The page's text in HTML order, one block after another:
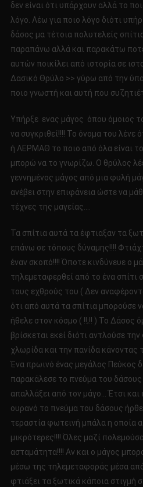
δεν είναι ότι υπάρχουν αλλά το
λόγο. Λέω για ποιο λόγο διότι
δάσος μα τέτοια πολυτελείς
παραπάνω αλλά και παρακάτω
αυτών ποικίλει από ιστορία σε
Δασικό Θρύλο >> γύρω από την
ποιο γνωστή και αυτή που
Υπήρξε ενας μάγος όπου όμοιος
να συγκριθεί!!!! Το όνομα του λένε
ή ΛΕΡΜΑΘ το ποιο από όλα είναι
μπορώ να το γνωρίζω. Ο θρύλος
γεννημένος μάγος από μια φυλή
ανέβει στην επιφάνεια ώστε να
τέχνες της μαγείας….
Τα σπίτια αυτά τα έφτιαξαν τα
επάνω σε τόπους δύναμης!!!!
έναν σκοπό!!!! Όποτε κινδύνευε ο
τηλεμεταφερθεί από το ένα σπίτι
τους εχθρούς του ( Δεν
ότι από αυτά τα σπίτια μπορούσε
ήθελε στον κόσμο ( !!;!! ) Το Δάσος
βρίσκεται εκεί διότι αντλούσε
χλωρίδα και την πανίδα κάνοντας
Ένα πρωινό ένας μεγάλος Πεύκος
παρακάλεσε το πνεύμα του
απαλλάξει από τον μάγο… Έτσι και
ουρανό το πνεύμα του δάσους
τεραστία φωτεινή μπάλα η οποία
μικρότερες!!!! Όλες μαζί
ασταμάτητα!!!! Αν και ο μάγος
μέσω της τηλεμεταφοράς μέσα
φτιάξει τα ξωτικά κάποια στιγμή